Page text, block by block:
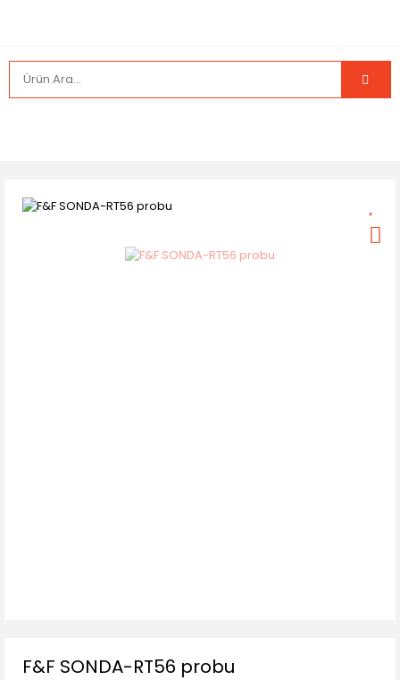
F&F SONDA-RT56 probu